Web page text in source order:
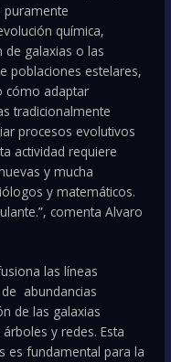
puramente
química,
de galaxias o las
poblaciones estelares,
cómo adaptar
tradicionalmente
procesos evolutivos
actividad requiere
y mucha
y matemáticos.
comenta Alvaro
las líneas
abundancias
de las galaxias
y redes. Esta
es fundamental para la